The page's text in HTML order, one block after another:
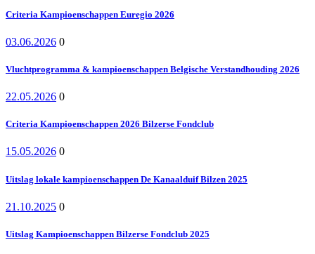
Criteria Kampioenschappen Euregio 2026
03.06.2026 0
Vluchtprogramma & kampioenschappen Belgische Verstandhouding 2026
22.05.2026 0
Criteria Kampioenschappen 2026 Bilzerse Fondclub
15.05.2026 0
Uitslag lokale kampioenschappen De Kanaalduif Bilzen 2025
21.10.2025 0
Uitslag Kampioenschappen Bilzerse Fondclub 2025